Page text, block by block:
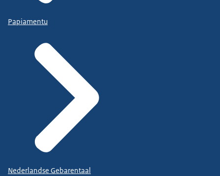
Papiamentu
Nederlandse Gebarentaal